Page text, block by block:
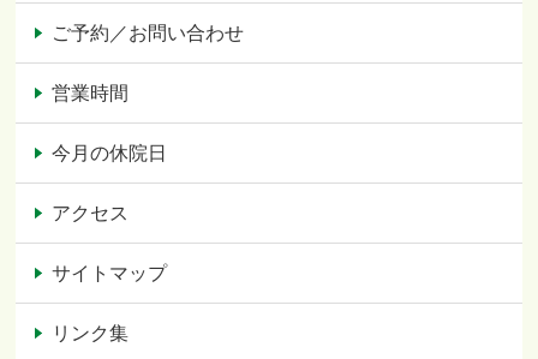
ご予約／お問い合わせ
営業時間
今月の休院日
アクセス
サイトマップ
リンク集